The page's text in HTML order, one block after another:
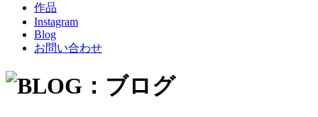
作品
Instagram
Blog
お問い合わせ